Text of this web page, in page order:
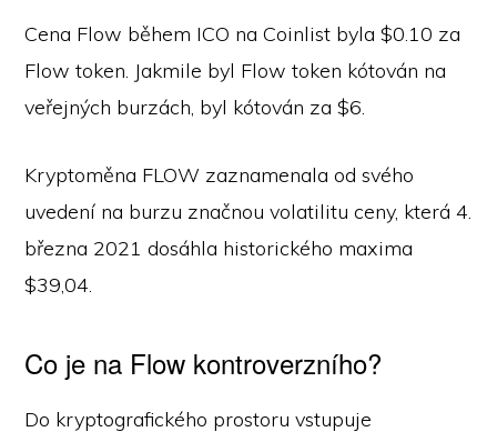
Cena Flow během ICO na Coinlist byla $0.10 za
Flow token. Jakmile byl Flow token kótován na
veřejných burzách, byl kótován za $6.
Kryptoměna FLOW zaznamenala od svého
uvedení na burzu značnou volatilitu ceny, která 4.
března 2021 dosáhla historického maxima
$39,04.
Co je na Flow kontroverzního?
Do kryptografického prostoru vstupuje